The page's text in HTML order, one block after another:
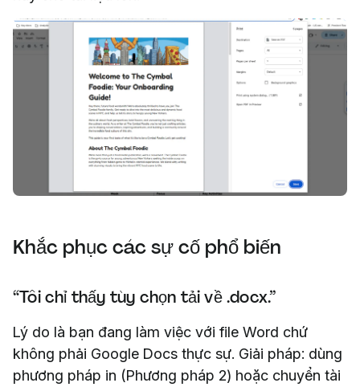
Khắc phục các sự cố phổ biến
“Tôi chỉ thấy tùy chọn tải về .docx.”
Lý do là bạn đang làm việc với file Word chứ
không phải Google Docs thực sự. Giải pháp: dùng
phương pháp in (Phương pháp 2) hoặc chuyển tài